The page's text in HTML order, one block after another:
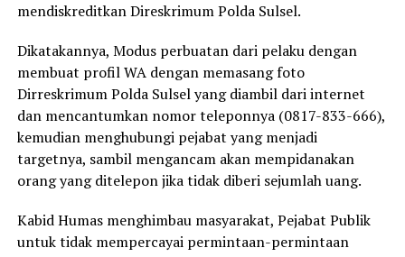
mendiskreditkan Direskrimum Polda Sulsel.
Dikatakannya, Modus perbuatan dari pelaku dengan
membuat profil WA dengan memasang foto
Dirreskrimum Polda Sulsel yang diambil dari internet
dan mencantumkan nomor teleponnya (0817-833-666),
kemudian menghubungi pejabat yang menjadi
targetnya, sambil mengancam akan mempidanakan
orang yang ditelepon jika tidak diberi sejumlah uang.
Kabid Humas menghimbau masyarakat, Pejabat Publik
untuk tidak mempercayai permintaan-permintaan